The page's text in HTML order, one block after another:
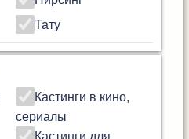
Тату
Кастинги в кино,
сериалы
Кастинги для